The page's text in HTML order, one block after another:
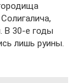
В 30-е годы
лишь руины.